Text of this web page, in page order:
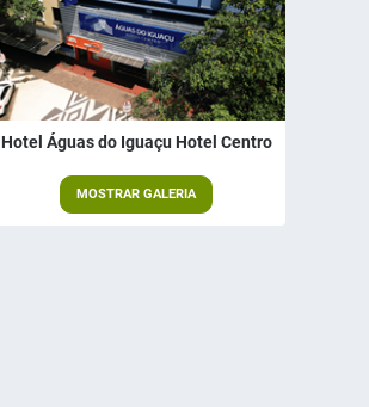
Hotel Águas do Iguaçu Hotel Centro
MOSTRAR GALERIA